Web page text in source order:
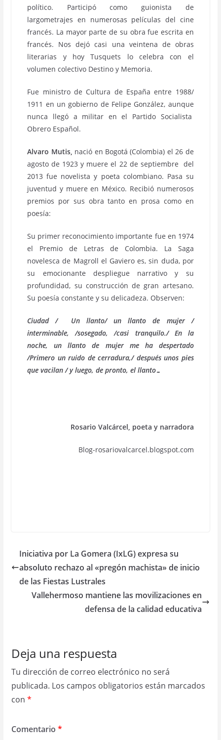
político. Participó como guionista de
largometrajes en numerosas películas del cine
francés. La mayor parte de su obra fue escrita en
francés. Nos dejó casi una veintena de obras
literarias y hoy Tusquets lo celebra con el
volumen colectivo Destino y Memoria.
Fue ministro de Cultura de España entre 1988/
1911 en un gobierno de Felipe González, aunque
nunca llegó a militar en el Partido Socialista
Obrero Español.
Alvaro Mutis, nació en Bogotá (Colombia) el 26 de
agosto de 1923 y muere el 22 de septiembre del
2013 fue novelista y poeta colombiano. Pasa su
juventud y muere en México. Recibió numerosos
premios por sus obra tanto en prosa como en
poesía:
Su primer reconocimiento importante fue en 1974
el Premio de Letras de Colombia. La Saga
novelesca de Magroll el Gaviero es, sin duda, por
su emocionante despliegue narrativo y su
profundidad, su construcción de gran artesano.
Su poesía constante y su delicadeza. Observen:
Ciudad / Un llanto/ un llanto de mujer /
interminable, /sosegado, /casi tranquilo./ En la
noche, un llanto de mujer me ha despertado
/Primero un ruido de cerradura,/ después unos pies
que vacilan / y luego, de pronto, el llanto…
Rosario Valcárcel, poeta y narradora
Blog-rosariovalcarcel.blogspot.com
Iniciativa por La Gomera (IxLG) expresa su
absoluto rechazo al «pregón machista» de inicio
de las Fiestas Lustrales
Vallehermoso mantiene las movilizaciones en
defensa de la calidad educativa
Deja una respuesta
Tu dirección de correo electrónico no será
publicada. Los campos obligatorios están marcados
con *
Comentario *